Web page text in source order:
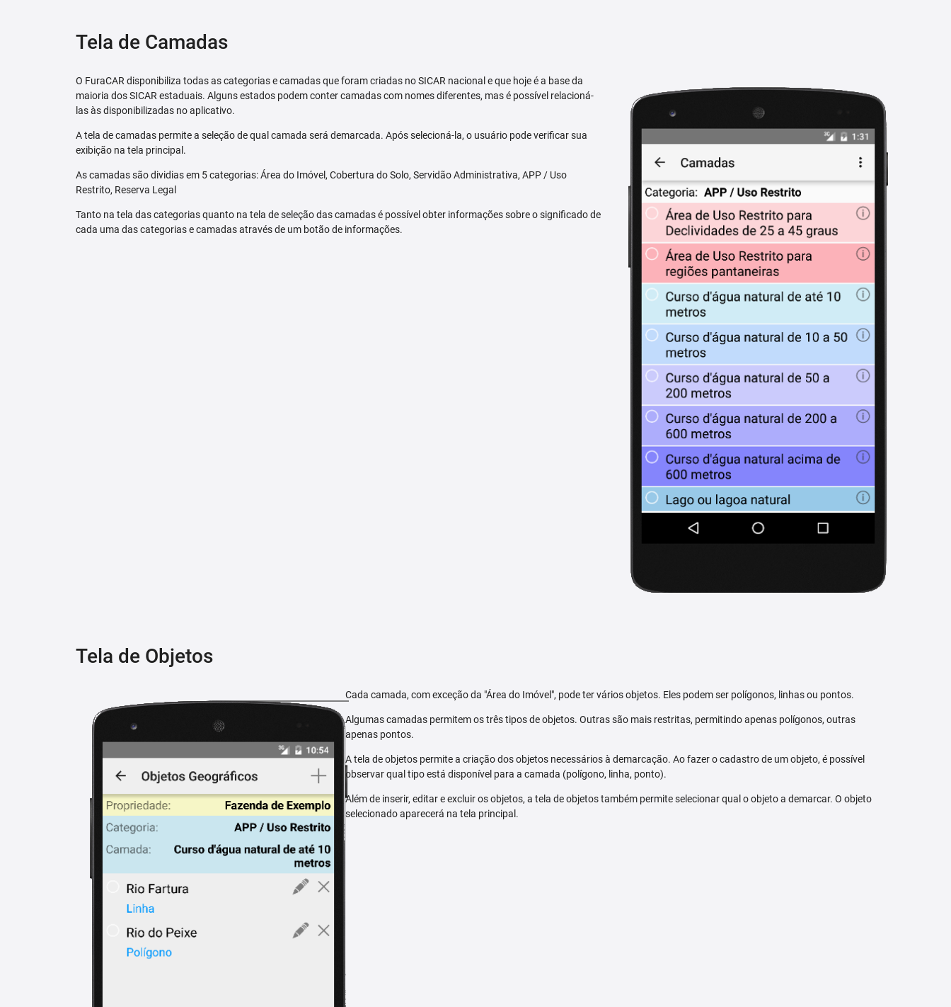
Tela de Camadas
O FuraCAR disponibiliza todas as categorias e camadas que foram criadas no SICAR nacional e que hoje é a base da
maioria dos SICAR estaduais. Alguns estados podem conter camadas com nomes diferentes, mas é possível relacioná-
las às disponibilizadas no aplicativo.
A tela de camadas permite a seleção de qual camada será demarcada. Após selecioná-la, o usuário pode verificar sua
exibição na tela principal.
As camadas são dividias em 5 categorias: Área do Imóvel, Cobertura do Solo, Servidão Administrativa, APP / Uso
Restrito, Reserva Legal
Tanto na tela das categorias quanto na tela de seleção das camadas é possível obter informações sobre o significado de
cada uma das categorias e camadas através de um botão de informações.
Tela de Objetos
Cada camada, com exceção da "Área do Imóvel", pode ter vários objetos. Eles podem ser polígonos, linhas ou pontos.
Algumas camadas permitem os três tipos de objetos. Outras são mais restritas, permitindo apenas polígonos, outras
apenas pontos.
A tela de objetos permite a criação dos objetos necessários à demarcação. Ao fazer o cadastro de um objeto, é possível
observar qual tipo está disponível para a camada (polígono, linha, ponto).
Além de inserir, editar e excluir os objetos, a tela de objetos também permite selecionar qual o objeto a demarcar. O objeto
selecionado aparecerá na tela principal.